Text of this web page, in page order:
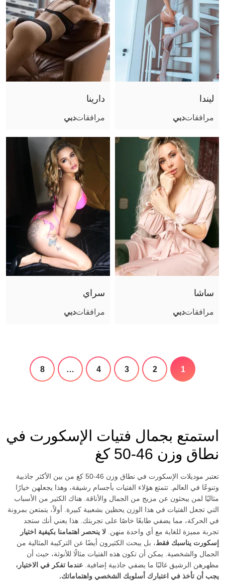
استمتع بجمال فتيات الإسكورت في
نطاق وزن 46-50 كغ
تعتبر موديلات الإسكورت في نطاق وزن 46-50 كغ من بين الأكثر جاذبية
وتنوعًا في العالم. تتمتع هؤلاء الفتيات بأجسام رشيقة، وهذا يجعلهن خيارًا
مثاليًا لمن يبحثون عن مزيج من الجمال والأناقة. هناك الكثير من الأسباب
التي تجعل الفتيات في هذا الوزن يحظين بشعبية كبيرة. أولاً، يتمتعن بمرونة
في الحركة، مما يضفي طابعًا خاصًا على تجربتك. هذا يعني أنك ستجد
تجربة مميزة للغاية مع أي واحدة منهن. لا ينحصر اهتمامنا بكيفية اختيار
إسكورت يناسبك فقط، بل يبحث الكثيرون أيضًا عن التركيبة المثالية من
الجمال والشخصية. يمكن أن تكون هذه الفتيات مثالًا للأنوثة، حيث أن
مظهرهن الرشيق غالبًا ما يضفي جاذبية إضافية. عندما تفكر في الاختيار،
يجب أن تأخذ في اعتبارك أسلوبك الشخصي واهتماماتك.
ليندا
مرافقاتدبي
دارينا
مرافقاتدبي
ساشا
مرافقاتدبي
سراي
مرافقاتدبي
1
2
3
4
…
8